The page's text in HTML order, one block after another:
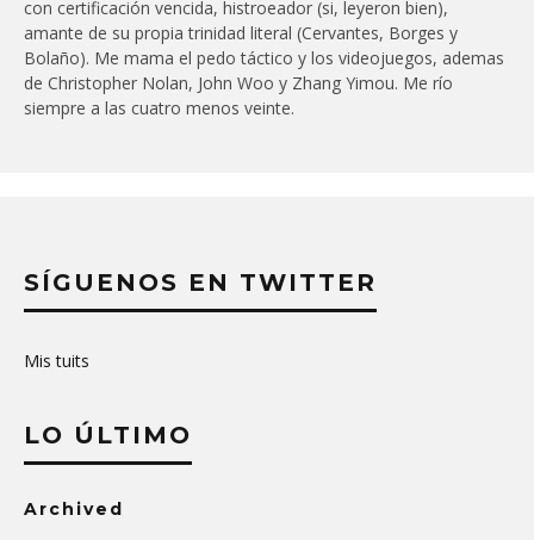
con certificación vencida, histroeador (si, leyeron bien),
amante de su propia trinidad literal (Cervantes, Borges y
Bolaño). Me mama el pedo táctico y los videojuegos, ademas
de Christopher Nolan, John Woo y Zhang Yimou. Me río
siempre a las cuatro menos veinte.
SÍGUENOS EN TWITTER
Mis tuits
LO ÚLTIMO
Archived